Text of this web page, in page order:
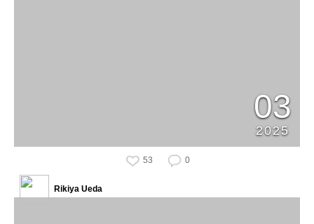
03
2025
53 0
Rikiya Ueda